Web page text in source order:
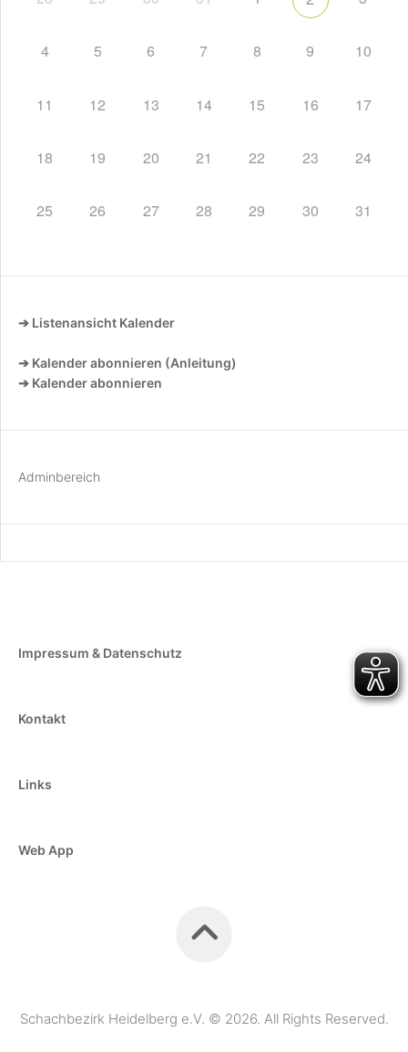
4 5 6 7 8 9 10
11 12 13 14 15 16 17
18 19 20 21 22 23 24
25 26 27 28 29 30 31
➔ Listenansicht Kalender
➔ Kalender abonnieren (Anleitung)
➔ Kalender abonnieren
Adminbereich
Impressum & Datenschutz
Kontakt
Links
Web App
Schachbezirk Heidelberg e.V. © 2026. All Rights Reserved.